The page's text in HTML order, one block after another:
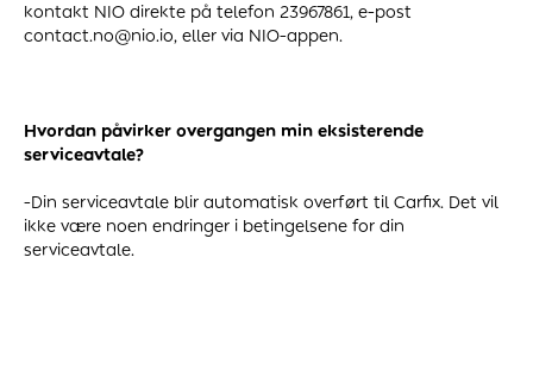
kontakt NIO direkte på telefon 23967861, e-post
contact.no@nio.io, eller via NIO-appen.
Hvordan påvirker overgangen min eksisterende
serviceavtale?
-Din serviceavtale blir automatisk overført til Carfix. Det vil
ikke være noen endringer i betingelsene for din
serviceavtale.